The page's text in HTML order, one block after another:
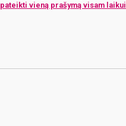
pateikti vieną prašymą visam laikui